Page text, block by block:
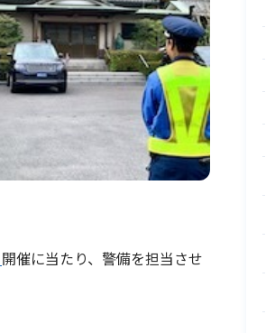
開催に当たり、警備を担当させ